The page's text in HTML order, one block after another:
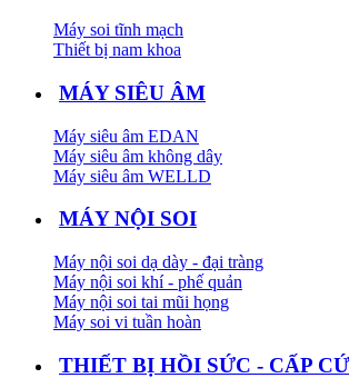
Máy soi tĩnh mạch
Thiết bị nam khoa
MÁY SIÊU ÂM
Máy siêu âm EDAN
Máy siêu âm không dây
Máy siêu âm WELLD
MÁY NỘI SOI
Máy nội soi dạ dày - đại tràng
Máy nội soi khí - phế quản
Máy nội soi tai mũi họng
Máy soi vi tuần hoàn
THIẾT BỊ HỒI SỨC - CẤP